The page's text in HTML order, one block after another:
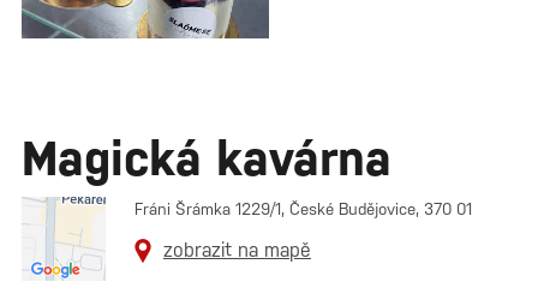
Magická kavárna
Fráni Šrámka 1229/1, České Budějovice, 370 01
zobrazit na mapě